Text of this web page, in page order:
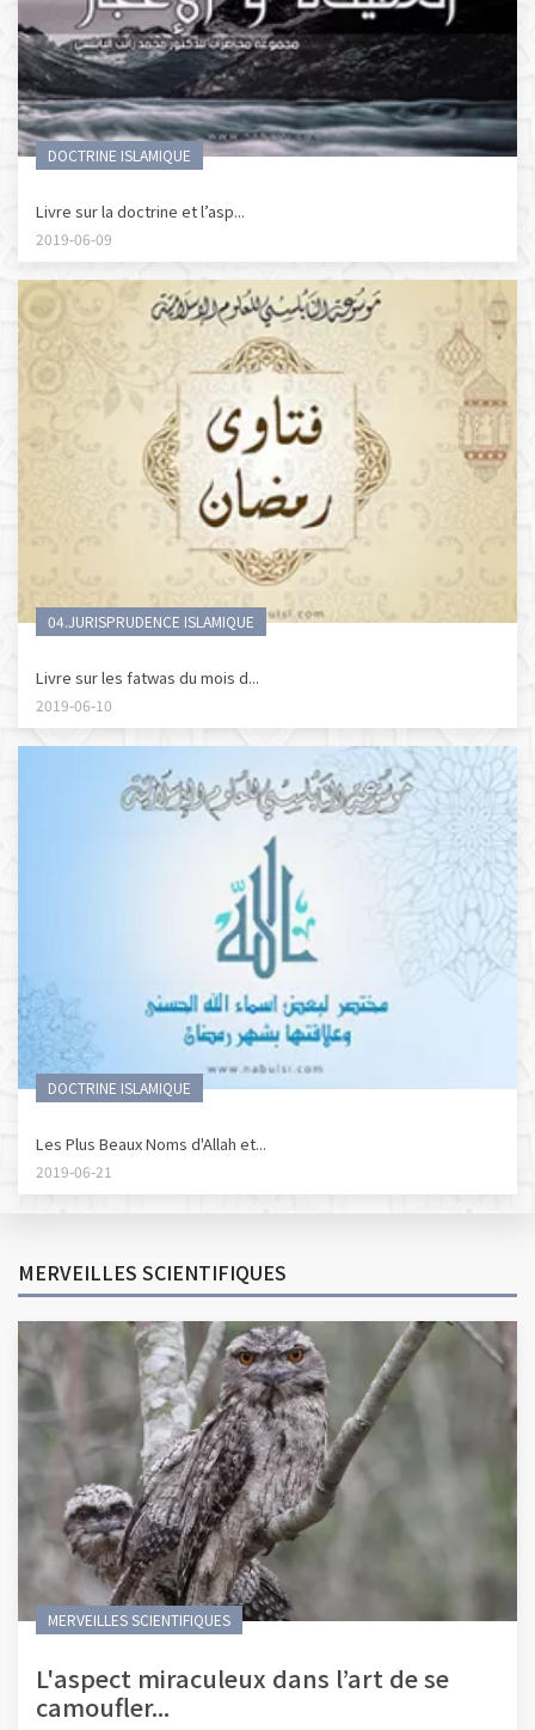
DOCTRINE ISLAMIQUE
Livre sur la doctrine et l’asp...
2019-06-09
04.JURISPRUDENCE ISLAMIQUE
Livre sur les fatwas du mois d...
2019-06-10
DOCTRINE ISLAMIQUE
Les Plus Beaux Noms d'Allah et...
2019-06-21
MERVEILLES SCIENTIFIQUES
MERVEILLES SCIENTIFIQUES
L'aspect miraculeux dans l’art de se
camoufler...